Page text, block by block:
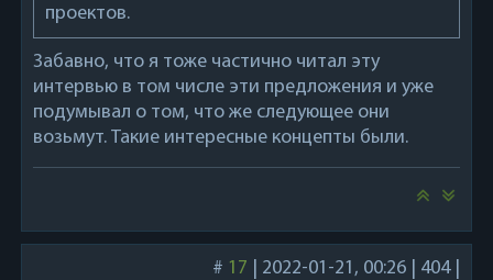
проектов.
Забавно, что я тоже частично читал эту
интервью в том числе эти предложения и уже
подумывал о том, что же следующее они
возьмут. Такие интересные концепты были.
# 17 2022-01-21, 00:26 404|